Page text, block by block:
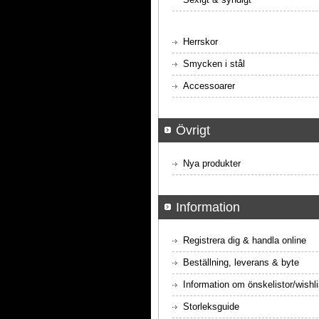
Herrskor
Smycken i stål
Accessoarer
Övrigt
Nya produkter
Information
Registrera dig & handla online
Beställning, leverans & byte
Information om önskelistor/
Storleksguide